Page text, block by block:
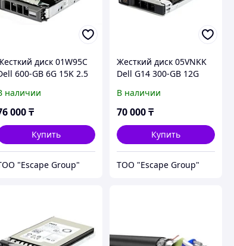
диск 01W95C
600-GB 6G 15K 2.5
наличии
000 ₸
Купить
"Escape Group"
Жесткий диск 05VNKK
Dell G14 300-GB 12G
В наличии
70 000₸
Купить
ТОО "Escape Group"